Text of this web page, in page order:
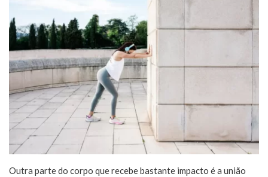
Outra parte do corpo que recebe bastante impacto é a união